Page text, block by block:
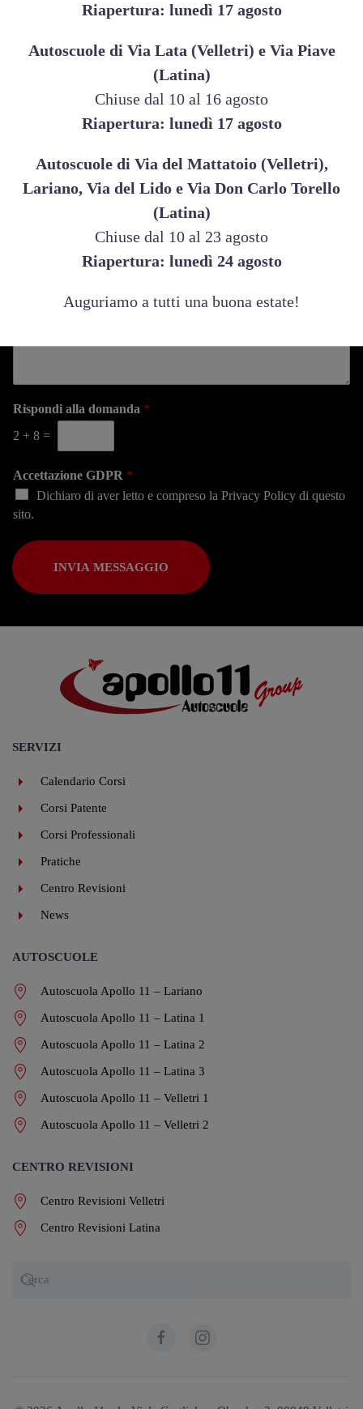
Rispondi alla domanda *
2 + 8 =
Accettazione GDPR *
Dichiaro di aver letto e compreso la Privacy Policy di questo
sito.
INVIA MESSAGGIO
SERVIZI
Calendario Corsi
Corsi Patente
Corsi Professionali
Pratiche
Centro Revisioni
News
AUTOSCUOLE
Autoscuola Apollo 11 – Lariano
Autoscuola Apollo 11 – Latina 1
Autoscuola Apollo 11 – Latina 2
Autoscuola Apollo 11 – Latina 3
Autoscuola Apollo 11 – Velletri 1
Autoscuola Apollo 11 – Velletri 2
CENTRO REVISIONI
Centro Revisioni Velletri
Centro Revisioni Latina
Riapertura: lunedì 17 agosto
Autoscuole di Via Lata (Velletri) e Via Piave
(Latina)
Chiuse dal 10 al 16 agosto
Riapertura: lunedì 17 agosto
Autoscuole di Via del Mattatoio (Velletri),
Lariano, Via del Lido e Via Don Carlo Torello
(Latina)
Chiuse dal 10 al 23 agosto
Riapertura: lunedì 24 agosto
Auguriamo a tutti una buona estate!